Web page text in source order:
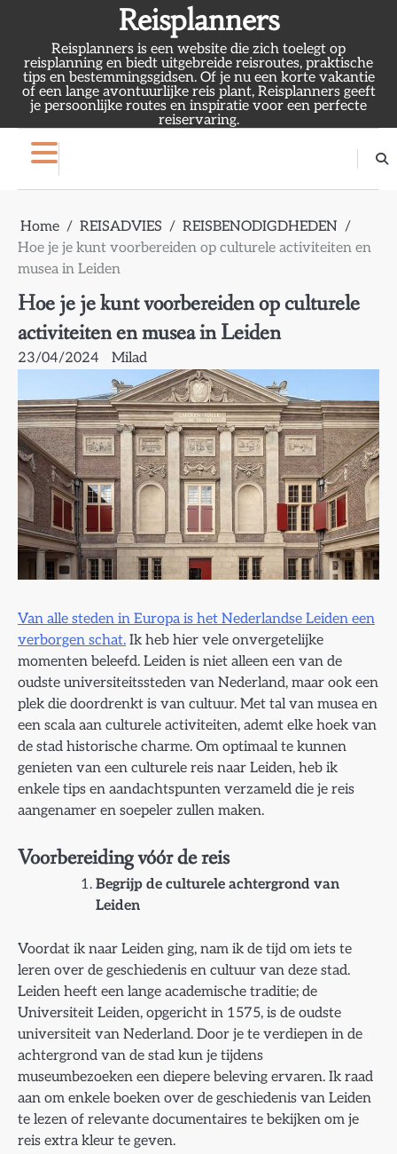
Reisplanners
Reisplanners is een website die zich toelegt op
reisplanning en biedt uitgebreide reisroutes, praktische
tips en bestemmingsgidsen. Of je nu een korte vakantie
of een lange avontuurlijke reis plant, Reisplanners geeft
je persoonlijke routes en inspiratie voor een perfecte
reiservaring.
Home REISADVIES
REISBENODIGDHEDEN
Hoe je je kunt voorbereiden op culturele activiteiten en
musea in Leiden
Hoe je je kunt voorbereiden op culturele
activiteiten en musea in Leiden
23/04/2024 Milad
Van alle steden in Europa is het Nederlandse Leiden een
verborgen schat. Ik heb hier vele onvergetelijke
momenten beleefd. Leiden is niet alleen een van de
oudste universiteitssteden van Nederland, maar ook een
plek die doordrenkt is van cultuur. Met tal van musea en
een scala aan culturele activiteiten, ademt elke hoek van
de stad historische charme. Om optimaal te kunnen
genieten van een culturele reis naar Leiden, heb ik
enkele tips en aandachtspunten verzameld die je reis
aangenamer en soepeler zullen maken.
Voorbereiding vóór de reis
Begrijp de culturele achtergrond van
Leiden
Voordat ik naar Leiden ging, nam ik de tijd om iets te
leren over de geschiedenis en cultuur van deze stad.
Leiden heeft een lange academische traditie; de
Universiteit Leiden, opgericht in 1575, is de oudste
universiteit van Nederland. Door je te verdiepen in de
achtergrond van de stad kun je tijdens
museumbezoeken een diepere beleving ervaren. Ik raad
aan om enkele boeken over de geschiedenis van Leiden
te lezen of relevante documentaires te bekijken om je
reis extra kleur te geven.